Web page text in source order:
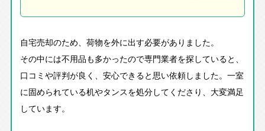
自宅売却のため、荷物を外に出す必要がありました。
その中には不用品も多かったので専門業者を探していると、
口コミや評判が良く、安心できると思い依頼しました。一室
に固められている机やタンスを処分してくださり、大変満足
しています。